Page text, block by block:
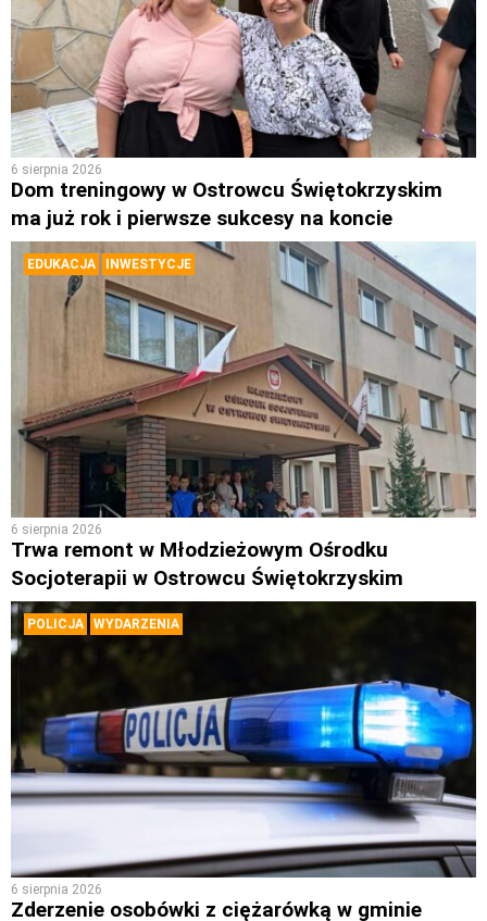
6 sierpnia 2026
Dom treningowy w Ostrowcu Świętokrzyskim
ma już rok i pierwsze sukcesy na koncie
EDUKACJA INWESTYCJE
6 sierpnia 2026
Trwa remont w Młodzieżowym Ośrodku
Socjoterapii w Ostrowcu Świętokrzyskim
POLICJA WYDARZENIA
6 sierpnia 2026
Zderzenie osobówki z ciężarówką w gminie